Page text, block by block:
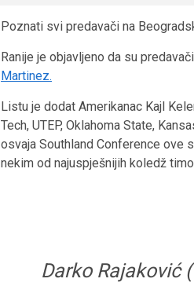
Poznati svi predavači na
Ranije je objavljeno da su
Martinez.
Listu je dodat Amerikanac Kajl
Tech, UTEP, Oklahoma State,
osvaja Southland Conference ove
nekim od najuspješnijih koledž
Darko Rajaković (